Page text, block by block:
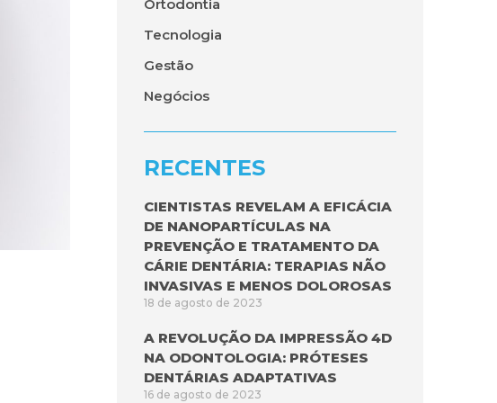
Ortodontia
Tecnologia
Gestão
Negócios
RECENTES
CIENTISTAS REVELAM A EFICÁCIA
DE NANOPARTÍCULAS NA
PREVENÇÃO E TRATAMENTO DA
CÁRIE DENTÁRIA: TERAPIAS NÃO
INVASIVAS E MENOS DOLOROSAS
18 de agosto de 2023
A REVOLUÇÃO DA IMPRESSÃO 4D
NA ODONTOLOGIA: PRÓTESES
DENTÁRIAS ADAPTATIVAS
16 de agosto de 2023